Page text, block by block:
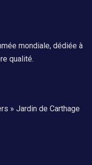
mondiale, dédiée à
qualité.
» Jardin de Carthage